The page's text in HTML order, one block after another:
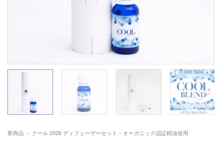
新商品 » クール 2026 ディフューザーセット・オーガニック認証精油使用